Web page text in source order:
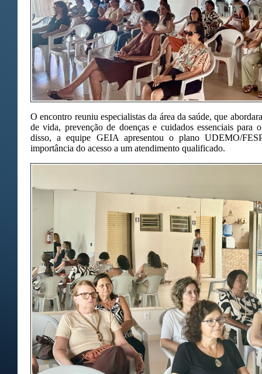
O encontro reuniu especialistas da área da saúde, que
de vida, prevenção de doenças e cuidados essenciais para
disso, a equipe GEIA apresentou o plano UDEMO/
importância do acesso a um atendimento qualificado.